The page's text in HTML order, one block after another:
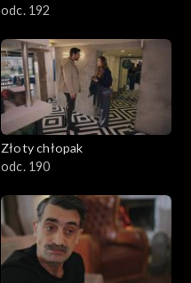
odc. 192
Złoty chłopak
odc. 190